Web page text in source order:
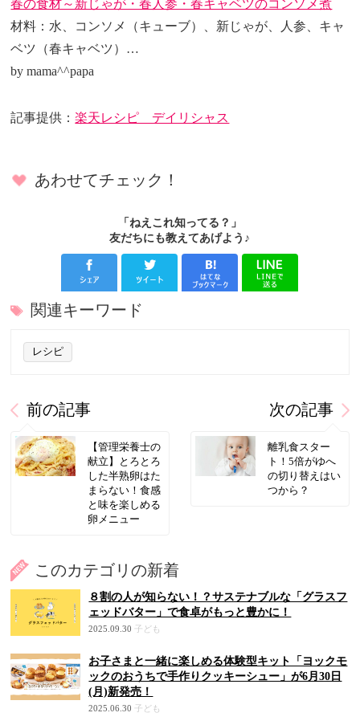
春の食材～新じゃが・春人参・春キャベツのコンソメ煮
材料：水、コンソメ（キューブ）、新じゃが、人参、キャ
ベツ（春キャベツ）…
by mama^^papa
記事提供：楽天レシピ デイリシャス
あわせてチェック！
「ねえこれ知ってる？」
友だちにも教えてあげよう♪
関連キーワード
レシピ
前の記事
【管理栄養士の
献立】とろとろ
した半熟卵はた
まらない！食感
と味を楽しめる
卵メニュー
次の記事
離乳食スター
ト！5倍がゆへ
の切り替えはい
つから？
このカテゴリの新着
８割の人が知らない！？サステナブルな「グラスフ
ェッドバター」で食卓がもっと豊かに！
2025.09.30 子ども
お子さまと一緒に楽しめる体験型キット「ヨックモ
ックのおうちで手作りクッキーシュー」が6月30日
(月)新発売！
2025.06.30 子ども